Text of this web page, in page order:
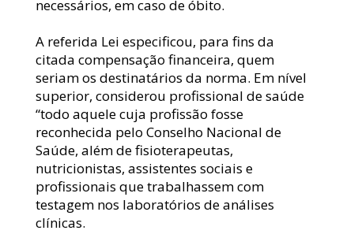
necessários, em caso de óbito.
A referida Lei especificou, para fins da
citada compensação financeira, quem
seriam os destinatários da norma. Em nível
superior, considerou profissional de saúde
“todo aquele cuja profissão fosse
reconhecida pelo Conselho Nacional de
Saúde, além de fisioterapeutas,
nutricionistas, assistentes sociais e
profissionais que trabalhassem com
testagem nos laboratórios de análises
clínicas.